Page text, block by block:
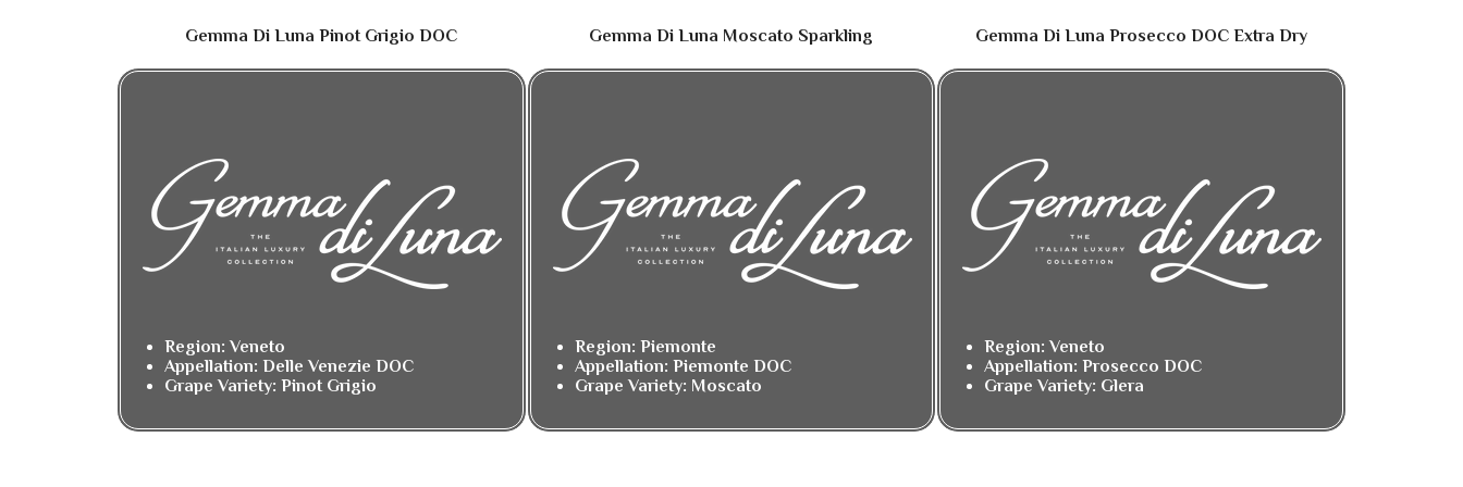
Gemma Di Luna Pinot Grigio DOC
Region: Veneto
Appellation: Delle Venezie DOC
Grape Variety: Pinot Grigio
Gemma Di Luna Moscato Sparkling
Region: Piemonte
Appellation: Piemonte DOC
Grape Variety: Moscato
Gemma Di Luna Prosecco DOC Extra Dry
Region: Veneto
Appellation: Prosecco DOC
Grape Variety: Glera